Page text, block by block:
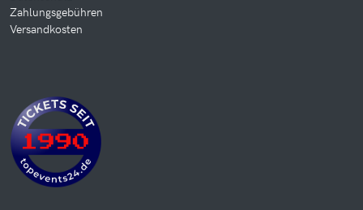
Zahlungsgebühren
Versandkosten